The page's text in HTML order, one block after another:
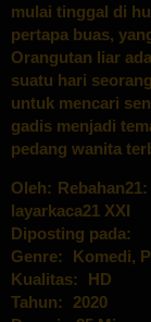
mulai tinggal di
pertapa buas,
Orangutan liar
suatu hari
untuk mencari
gadis menjadi
pedang wanita
Oleh:
layarkaca21 XXI
Diposting pada:
Genre:
Komedi,
Kualitas:
HD
Tahun:
2020